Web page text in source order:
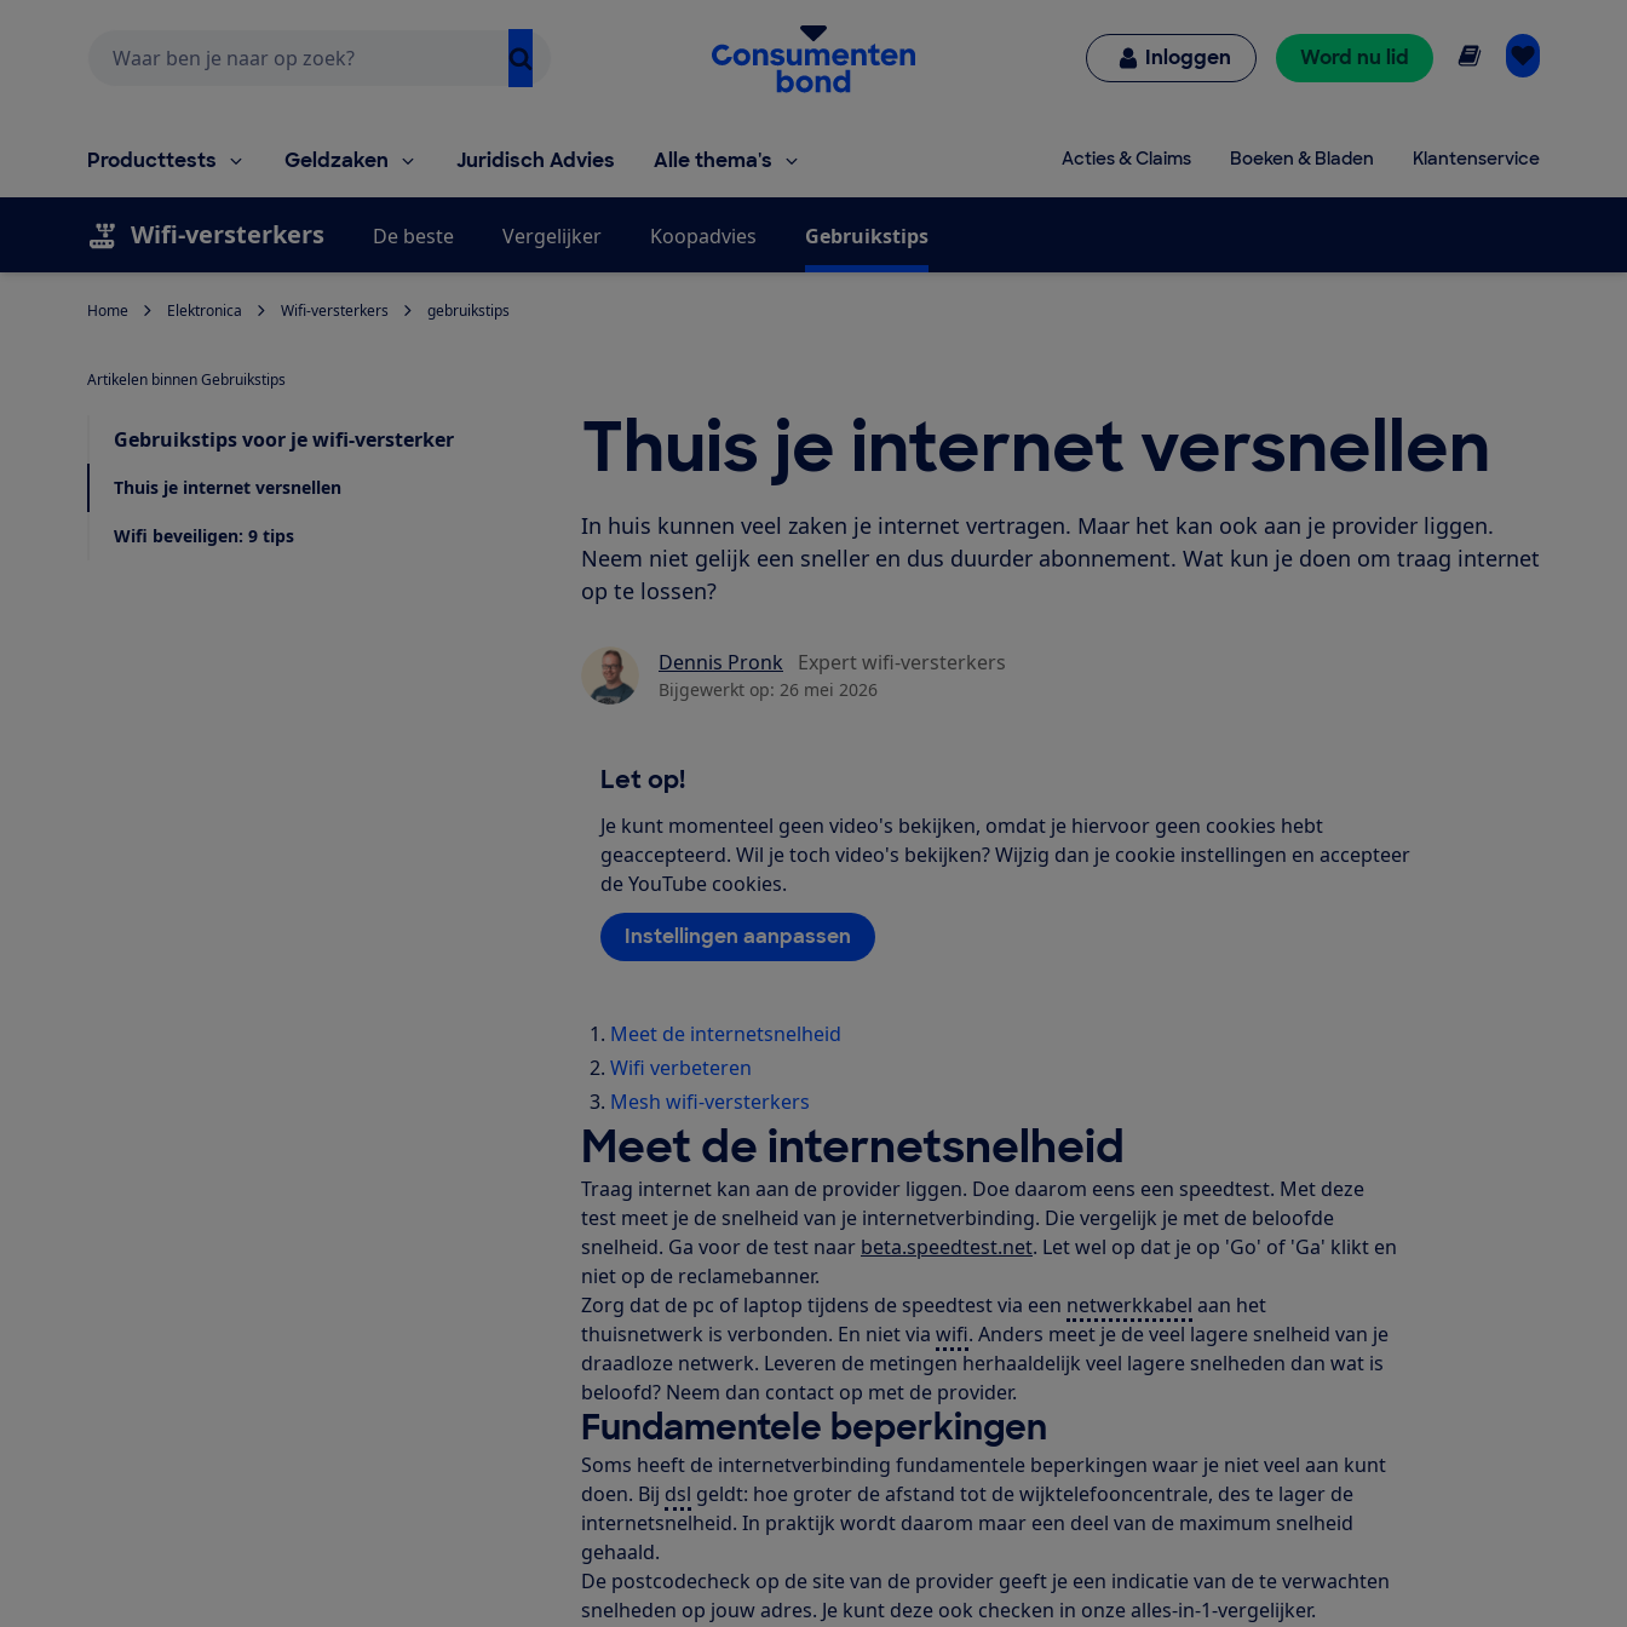
Homepage van de Consumentenbond
Inloggen Word nu lid Online lezen
Producttests Geldzaken Juridisch Advies Alle thema's Acties & Claims Boeken & Bladen Klantenservice
Wifi-versterkers De beste Vergelijker Koopadvies Gebruikstips
Home Elektronica Wifi-versterkers gebruikstips
Thuis je internet versnellen
In huis kunnen veel zaken je internet vertragen. Maar het kan ook aan je provider liggen.
Neem niet gelijk een sneller en dus duurder abonnement. Wat kun je doen om traag internet
op te lossen?
Dennis Pronk Expert wifi-versterkers
Bijgewerkt op: 26 mei 2026
Let op!
Je kunt momenteel geen video's bekijken, omdat je hiervoor geen cookies hebt
geaccepteerd. Wil je toch video's bekijken? Wijzig dan je cookie instellingen en accepteer
de YouTube cookies.
Instellingen aanpassen
Meet de internetsnelheid
Wifi verbeteren
Mesh wifi-versterkers
Meet de internetsnelheid
Traag internet kan aan de provider liggen. Doe daarom eens een speedtest. Met deze
test meet je de snelheid van je internetverbinding. Die vergelijk je met de beloofde
snelheid. Ga voor de test naar beta.speedtest.net. Let wel op dat je op 'Go' of 'Ga' klikt en
niet op de reclamebanner.
Zorg dat de pc of laptop tijdens de speedtest via een netwerkkabel aan het
thuisnetwerk is verbonden. En niet via wifi. Anders meet je de veel lagere snelheid van je
draadloze netwerk. Leveren de metingen herhaaldelijk veel lagere snelheden dan wat is
beloofd? Neem dan contact op met de provider.
Fundamentele beperkingen
Soms heeft de internetverbinding fundamentele beperkingen waar je niet veel aan kunt
doen. Bij dsl geldt: hoe groter de afstand tot de wijktelefooncentrale, des te lager de
internetsnelheid. In praktijk wordt daarom maar een deel van de maximum snelheid
gehaald.
De postcodecheck op de site van de provider geeft je een indicatie van de te verwachten
snelheden op jouw adres. Je kunt deze ook checken in onze alles-in-1-vergelijker.
Artikelen binnen Gebruikstips
Gebruikstips voor je wifi-versterker
Thuis je internet versnellen
Wifi beveiligen: 9 tips